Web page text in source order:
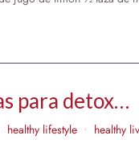
para detox…
healthy lifestyle • healthy